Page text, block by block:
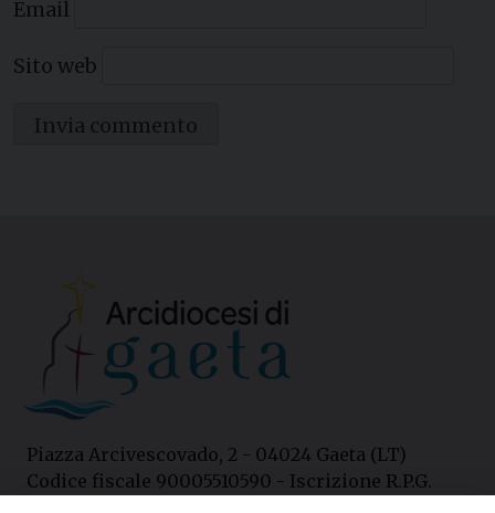
Email
Sito web
Piazza Arcivescovado, 2 - 04024 Gaeta (LT)
Codice fiscale 90005510590 - Iscrizione R.P.G.